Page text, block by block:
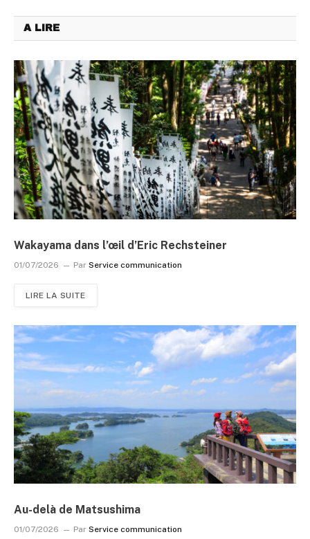
A LIRE
Wakayama dans l’œil d’Eric Rechsteiner
01/07/2026 Par Service communication
LIRE LA SUITE
Au-delà de Matsushima
01/07/2026 Par Service communication